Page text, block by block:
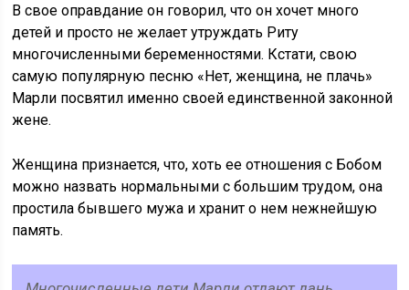
В свое оправдание он говорил, что он хочет много
детей и просто не желает утруждать Риту
многочисленными беременностями. Кстати, свою
самую популярную песню «Нет, женщина, не плачь»
Марли посвятил именно своей единственной законной
жене.
Женщина признается, что, хоть ее отношения с Бобом
можно назвать нормальными с большим трудом, она
простила бывшего мужа и хранит о нем нежнейшую
память.